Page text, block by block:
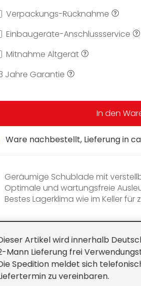
Ware nachbestellt, Lieferung in
Verpackungs-Rücknahme
Einbaugeräte-Anschlussservice
Mitnahme Altgerät
Jahre Garantie
In den
Geräumige Schublade mit
Optimale und wartungsfreie
Bestes Lagerklima wie im Keller für
Reinigung der Türabsteller im
Artikel wird innerhalb
Mann Lieferung frei
Spedition meldet sich
zu vereinbaren.